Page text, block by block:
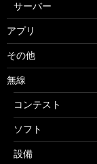
サーバー
アプリ
その他
無線
コンテスト
ソフト
設備